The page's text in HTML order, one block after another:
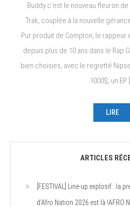
Buddy c’est le nouveau fleuron
Trak, couplée à la nouvelle
Pur produit de Compton, le rappeur
depuis plus de 10 ans dans le Rap
bien choisies, avec le regretté
1000$, un EP
LIRE
ARTICLES
[FESTIVAL] Line-up explosif : la
d’Afro Nation 2026 est là !AFRO N